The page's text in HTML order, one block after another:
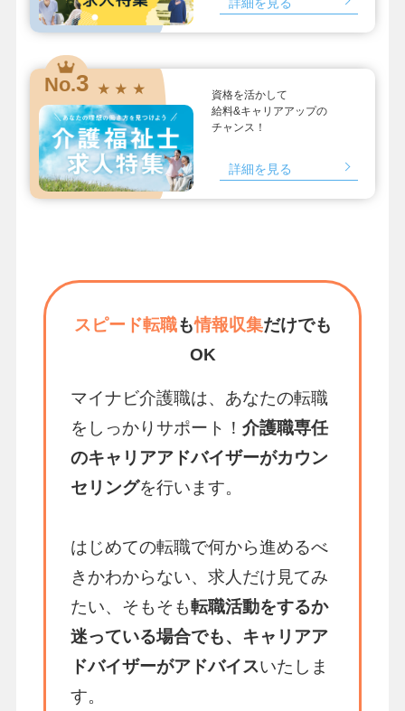
No.3 ★ ★ ★
資格を活かして
給料&キャリアアップの
チャンス！
詳細を見る
スピード転職も情報収集だけでも
OK
マイナビ介護職は、あなたの転職
をしっかりサポート！ 介護職専任
のキャリアアドバイザーがカウン
セリングを行います。
はじめての転職で何から進めるべ
きかわからない、求人だけ見てみ
たい、そもそも転職活動をするか
迷っている場合でも、キャリアア
ドバイザーがアドバイスいたしま
す。